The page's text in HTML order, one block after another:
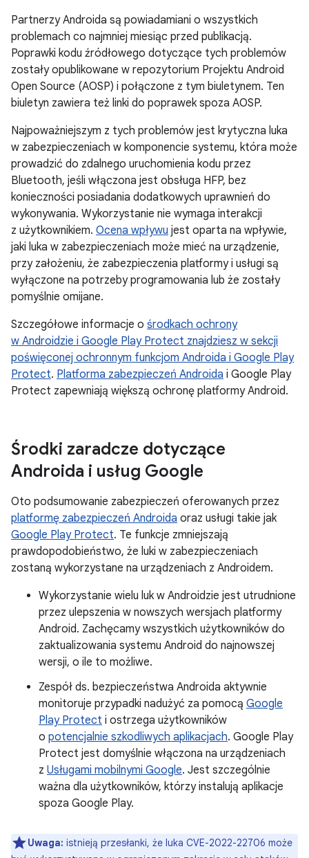
Partnerzy Androida są powiadamiani o wszystkich
problemach co najmniej miesiąc przed publikacją.
Poprawki kodu źródłowego dotyczące tych problemów
zostały opublikowane w repozytorium Projektu Android
Open Source (AOSP) i połączone z tym biuletynem. Ten
biuletyn zawiera też linki do poprawek spoza AOSP.
Najpoważniejszym z tych problemów jest krytyczna luka
w zabezpieczeniach w komponencie systemu, która może
prowadzić do zdalnego uruchomienia kodu przez
Bluetooth, jeśli włączona jest obsługa HFP, bez
konieczności posiadania dodatkowych uprawnień do
wykonywania. Wykorzystanie nie wymaga interakcji
z użytkownikiem. Ocena wpływu jest oparta na wpływie,
jaki luka w zabezpieczeniach może mieć na urządzenie,
przy założeniu, że zabezpieczenia platformy i usługi są
wyłączone na potrzeby programowania lub że zostały
pomyślnie omijane.
Szczegółowe informacje o środkach ochrony
w Androidzie i Google Play Protect znajdziesz w sekcji
poświęconej ochronnym funkcjom Androida i Google Play
Protect. Platforma zabezpieczeń Androida i Google Play
Protect zapewniają większą ochronę platformy Android.
Środki zaradcze dotyczące
Androida i usług Google
Oto podsumowanie zabezpieczeń oferowanych przez
platformę zabezpieczeń Androida oraz usługi takie jak
Google Play Protect. Te funkcje zmniejszają
prawdopodobieństwo, że luki w zabezpieczeniach
zostaną wykorzystane na urządzeniach z Androidem.
Wykorzystanie wielu luk w Androidzie jest utrudnione
przez ulepszenia w nowszych wersjach platformy
Android. Zachęcamy wszystkich użytkowników do
zaktualizowania systemu Android do najnowszej
wersji, o ile to możliwe.
Zespół ds. bezpieczeństwa Androida aktywnie
monitoruje przypadki nadużyć za pomocą Google
Play Protect i ostrzega użytkowników
o potencjalnie szkodliwych aplikacjach. Google Play
Protect jest domyślnie włączona na urządzeniach
z Usługami mobilnymi Google. Jest szczególnie
ważna dla użytkowników, którzy instalują aplikacje
spoza Google Play.
Uwaga: istnieją przesłanki, że luka CVE-2022-22706 może